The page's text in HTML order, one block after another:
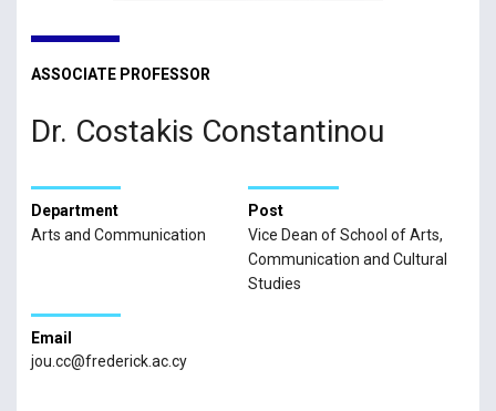
ASSOCIATE PROFESSOR
Dr. Costakis Constantinou
Department
Arts and Communication
Post
Vice Dean of School of Arts,
Communication and Cultural
Studies
Email
jou.cc@frederick.ac.cy